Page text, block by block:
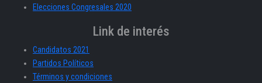
Elecciones Congresales 2020
Link de interés
Candidatos 2021
Partidos Políticos
Términos y condiciones